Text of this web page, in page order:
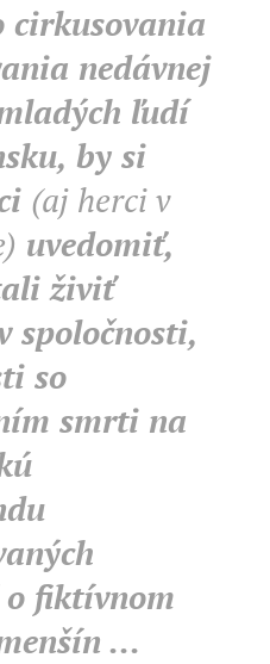
cirkusovania
nedávnej
ľudí
by si
(aj herci v
uvedomiť,
živiť
spoločnosti,
so
smrti na
fiktívnom
...